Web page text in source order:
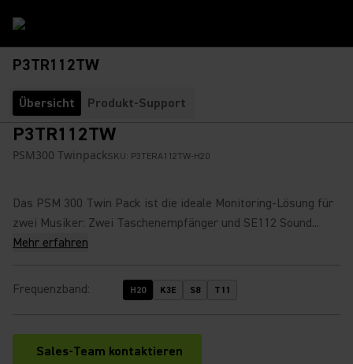
P3TR112TW
Übersicht Produkt-Support
P3TR112TW
PSM300 TwinpackSKU: P3TERA112TW-H20
Das PSM 300 Twin Pack ist die ideale Monitoring-Lösung für
zwei Musiker: Zwei Taschenempfänger und SE112 Sound...
Mehr erfahren
Frequenzband: H20 K3E S8 T11
Sales-Team kontaktieren